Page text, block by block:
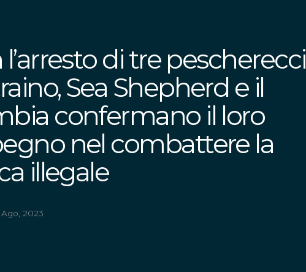
l’arresto di tre pescherecci
Sea Shepherd e il
confermano il loro
nel combattere la
illegale
2023